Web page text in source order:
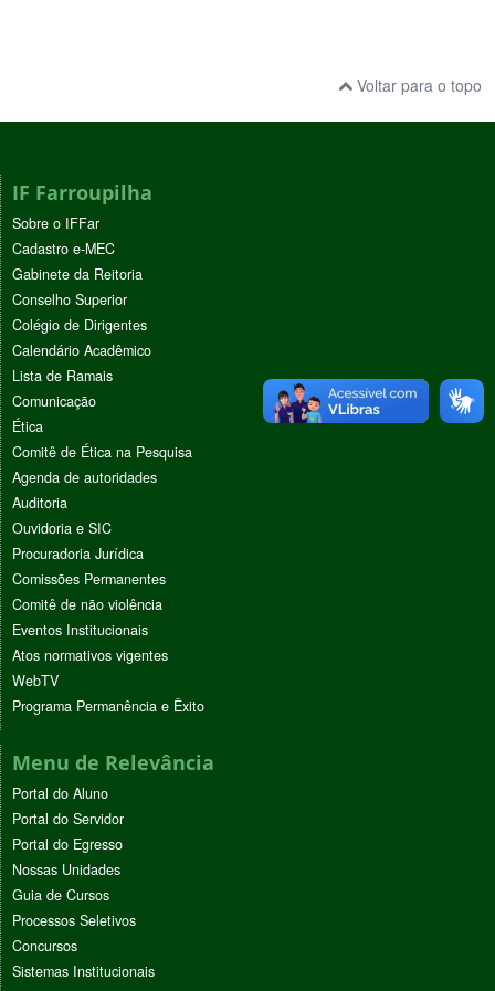
Voltar para o topo
IF Farroupilha
Sobre o IFFar
Cadastro e-MEC
Gabinete da Reitoria
Conselho Superior
Colégio de Dirigentes
Calendário Acadêmico
Lista de Ramais
Comunicação
Ética
Comitê de Ética na Pesquisa
Agenda de autoridades
Auditoria
Ouvidoria e SIC
Procuradoria Jurídica
Comissões Permanentes
Comitê de não violência
Eventos Institucionais
Atos normativos vigentes
WebTV
Programa Permanência e Êxito
Menu de Relevância
Portal do Aluno
Portal do Servidor
Portal do Egresso
Nossas Unidades
Guia de Cursos
Processos Seletivos
Concursos
Sistemas Institucionais